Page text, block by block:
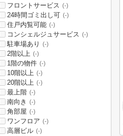
フロントサービス (-)
24時間ゴミ出し可 (-)
住戸内覧可能 (-)
コンシェルジュサービス (-)
駐車場あり (-)
2階以上 (-)
1階の物件 (-)
10階以上 (-)
20階以上 (-)
最上階 (-)
南向き (-)
角部屋 (-)
ワンフロア (-)
高層ビル (-)